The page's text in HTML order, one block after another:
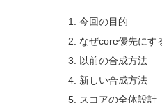
今回の目的
なぜcore優先にす
以前の合成方法
新しい合成方法
スコアの全体設計